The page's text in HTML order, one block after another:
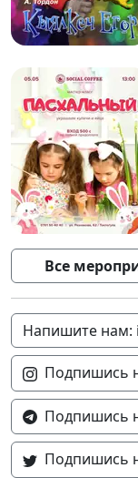
Все
Напишите нам:
Подпишись
Подпишись
Подпишись